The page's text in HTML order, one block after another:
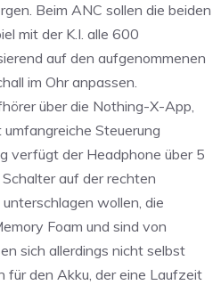
Beim ANC sollen die beiden
mit der K.I. alle 600
auf den aufgenommenen
im Ohr anpassen.
über die Nothing-X-App,
Steuerung
verfügt der Headphone über 5
auf der rechten
wollen, die
Foam und sind von
sich allerdings nicht selbst
für den Akku, der eine Laufzeit